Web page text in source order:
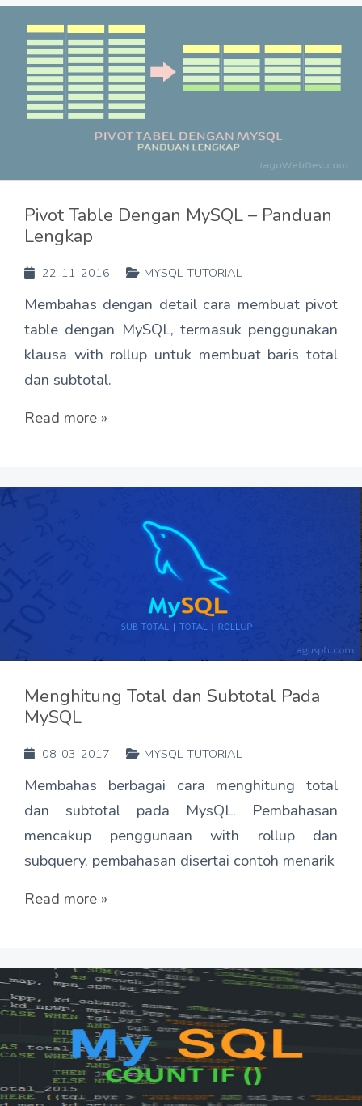
Pivot Table Dengan MySQL – Panduan
Lengkap
22-11-2016 MYSQL TUTORIAL
Membahas dengan detail cara membuat pivot
table dengan MySQL, termasuk penggunakan
klausa with rollup untuk membuat baris total
dan subtotal.
Read more »
Menghitung Total dan Subtotal Pada
MySQL
08-03-2017 MYSQL TUTORIAL
Membahas berbagai cara menghitung total
dan subtotal pada MysQL. Pembahasan
mencakup penggunaan with rollup dan
subquery, pembahasan disertai contoh menarik
Read more »